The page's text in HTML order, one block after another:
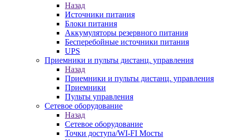
Назад
Источники питания
Блоки питания
Аккумуляторы резервного питания
Бесперебойные источники питания
UPS
Приемники и пульты дистанц. управления
Назад
Приемники и пульты дистанц. управления
Приемники
Пульты управления
Сетевое оборудование
Назад
Сетевое оборудование
Точки доступа/WI-FI Мосты